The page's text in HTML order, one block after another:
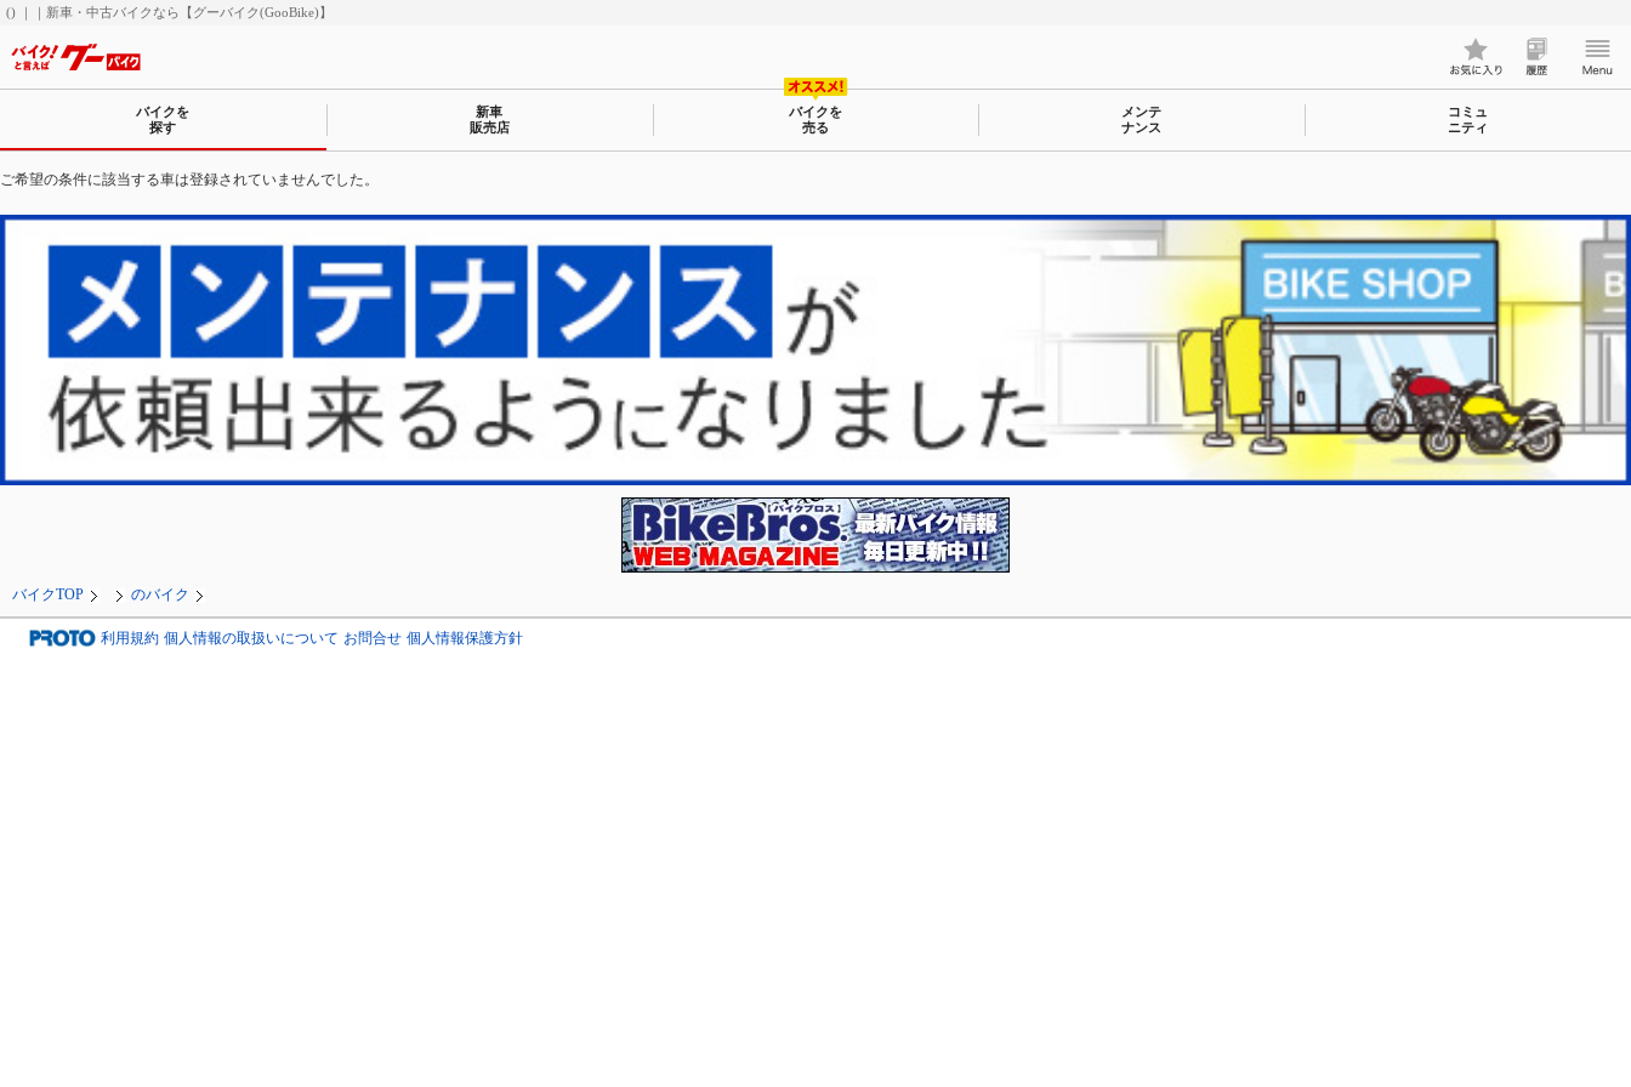
() ｜｜新車・中古バイクなら【グーバイク(GooBike)】
バイクを
探す
新車
販売店
バイクを
売る
メンテ
ナンス
コミュ
ニティ
ご希望の条件に該当する車は登録されていませんでした。
バイクTOP のバイク
利用規約 個人情報の取扱いについて お問合せ 個人情報保護方針